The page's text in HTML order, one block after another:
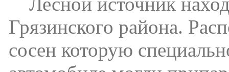
Грязинского района.
сосен которую